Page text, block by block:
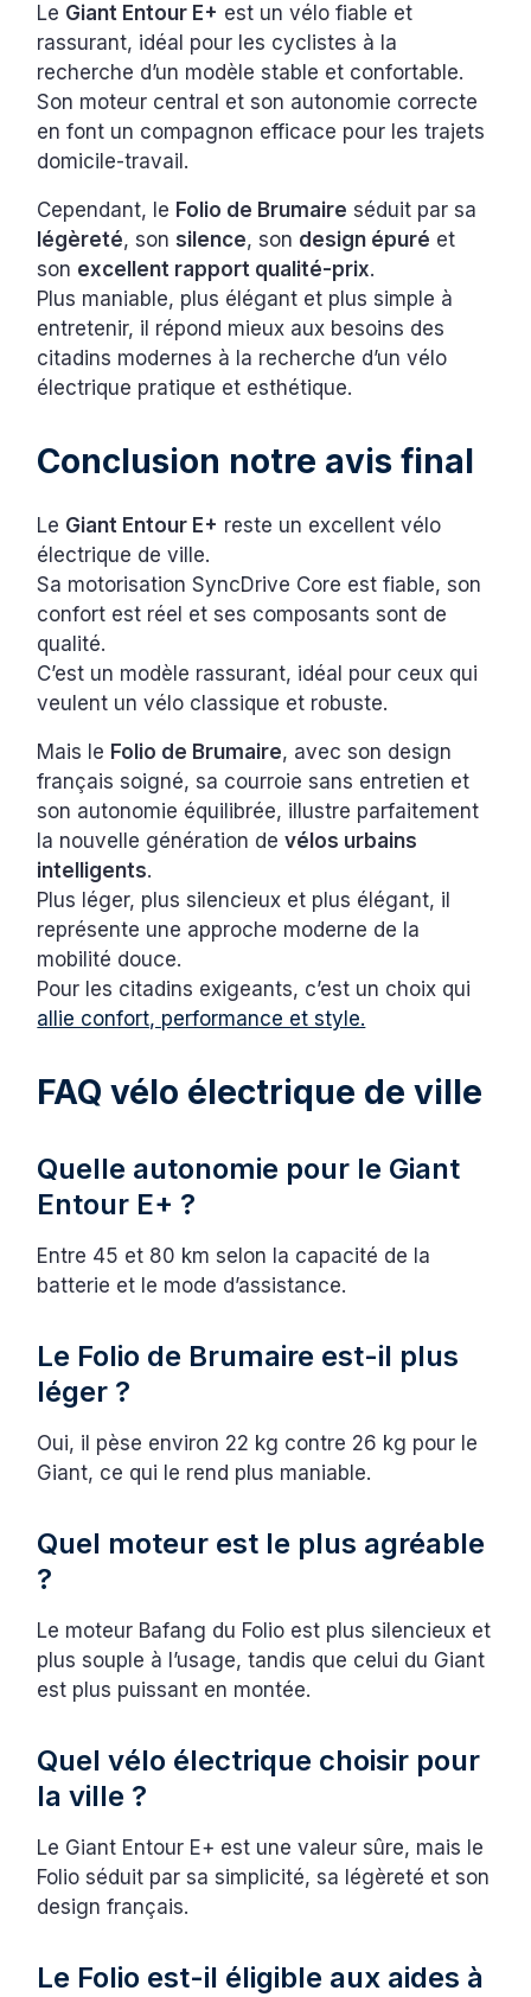
Le Giant Entour E+ est un vélo fiable et
rassurant, idéal pour les cyclistes à la
recherche d’un modèle stable et confortable.
Son moteur central et son autonomie correcte
en font un compagnon efficace pour les trajets
domicile-travail.
Cependant, le Folio de Brumaire séduit par sa
légèreté, sonsilence, son design épuré et
son excellent rapport qualité-prix.
Plus maniable, plus élégant et plus simple à
entretenir, il répond mieux aux besoins des
citadins modernes à la recherche d’un vélo
électrique pratique et esthétique.
Conclusion notre avis final
Le Giant Entour E+ reste un excellent vélo
électrique de ville.
Sa motorisation SyncDrive Core est fiable, son
confort est réel et ses composants sont de
qualité.
C’est un modèle rassurant, idéal pour ceux qui
veulent un vélo classique et robuste.
Mais le Folio de Brumaire, avec son design
français soigné, sa courroie sans entretien et
son autonomie équilibrée, illustre parfaitement
la nouvelle génération devélos urbains
intelligents.
Plus léger, plus silencieux et plus élégant, il
représente une approche moderne de la
mobilité douce.
Pour les citadins exigeants, c’est un choix qui
allie confort, performance et style.
FAQ vélo électrique de ville
Quelle autonomie pour le Giant
Entour E+ ?
Entre 45 et 80 km selon la capacité de la
batterie et le mode d’assistance.
Le Folio de Brumaire est-il plus
léger ?
Oui, il pèse environ 22 kg contre 26 kg pour le
Giant, ce qui le rend plus maniable.
Quel moteur est le plus agréable
?
Le moteur Bafang du Folio est plus silencieux et
plus souple à l’usage, tandis que celui du Giant
est plus puissant en montée.
Quel vélo électrique choisir pour
la ville ?
Le Giant Entour E+ est une valeur sûre, mais le
Folio séduit par sa simplicité, sa légèreté et son
design français.
Le Folio est-il éligible aux aides à